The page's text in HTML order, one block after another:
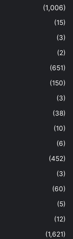
(1,006)
(15)
(3)
(2)
(651)
(150)
(3)
(38)
(10)
(6)
(452)
(3)
(60)
(5)
(12)
(1,621)